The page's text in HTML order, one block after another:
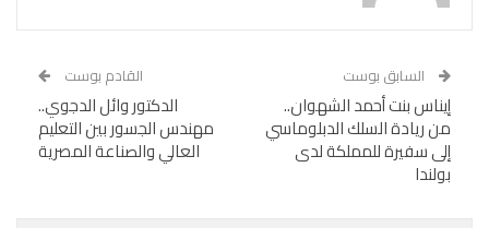
السابق بوست
إيناس بنت أحمد الشهوان..
من ريادة السلك الدبلوماسي
إلى سفيرة للمملكة لدى
بولندا
القادم بوست
الدكتور وائل الدجوي..
مهندس الجسور بين التعليم
العالي والصناعة المصرية